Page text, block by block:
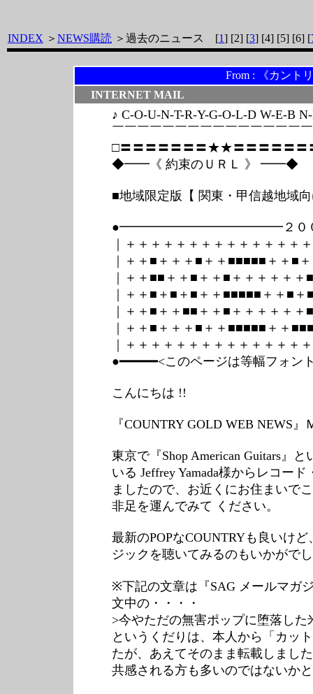
INDEX ＞ NEWS購読 ＞過去のニュース [1] [2] [3] [4] [5] [6] [
From : 《カント
INTERNET MAIL
♪ C-O-U-N-T-R-Y-G-O-L-D W-E-B
￣￣￣￣￣￣￣￣￣￣￣￣￣￣￣
□〓〓〓〓〓〓〓★★〓〓〓〓〓〓
◆━━《 約束のＵＲＬ 》 ━━◆
■地域限定版【 関東・甲信越地域
●━━━━━━━━━━━━━２００
｜＋＋＋＋＋＋＋＋＋＋＋＋＋＋
｜＋＋■＋＋＋■＋＋■■■■■＋＋■
｜＋＋■■＋＋■＋＋■＋＋＋＋＋
｜＋＋■＋■＋■＋＋■■■■■＋＋■
｜＋＋■＋＋■■＋＋■＋＋＋＋＋
｜＋＋■＋＋＋■＋＋■■■■■＋＋
｜＋＋＋＋＋＋＋＋＋＋＋＋＋＋
●━━━━━<このページは等幅フォ
こんにちは !!
『COUNTRY GOLD WEB NEWS
東京で『Shop American Guitars』
いる Jeffrey Yamada様からレコー
ましたので、お近くにお住まいで
非足を運んでみて ください。
最新のPOPなCOUNTRYも良いけ
ジックを聴いてみるのもいかがで
※下記の文章は『SAG メールマガ
文中の・・・・
>今やただの無害ポップに堕落し
というくだりは、本人から「カッ
たが、あえてそのまま転載しまし
共感される方も多いのではないか